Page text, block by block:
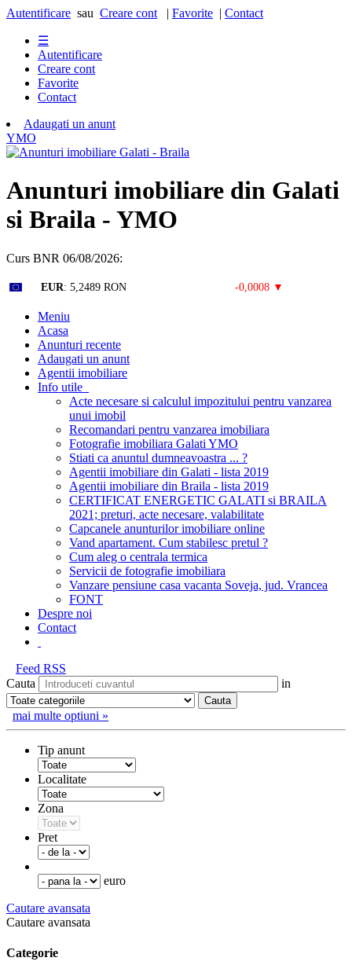
Autentificare sau Creare cont | Favorite | Contact
☰
Autentificare
Creare cont
Favorite
Contact
Adaugati un anunt
YMO
Anunturi imobiliare din Galati
si Braila - YMO
Curs BNR 06/08/2026:
EUR: 5,2489 RON -0,0008 ▼
Meniu
Acasa
Anunturi recente
Adaugati un anunt
Agentii imobiliare
Info utile
Acte necesare si calculul impozitului pentru vanzarea
unui imobil
Recomandari pentru vanzarea imobiliara
Fotografie imobiliara Galati YMO
Stiati ca anuntul dumneavoastra ... ?
Agentii imobiliare din Galati - lista 2019
Agentii imobiliare din Braila - lista 2019
CERTIFICAT ENERGETIC GALATI si BRAILA
2021; preturi, acte necesare, valabilitate
Capcanele anunturilor imobiliare online
Vand apartament. Cum stabilesc pretul ?
Cum aleg o centrala termica
Servicii de fotografie imobiliara
Vanzare pensiune casa vacanta Soveja, jud. Vrancea
FONT
Despre noi
Contact
Feed RSS
Cauta
in
mai multe optiuni »
Tip anunt
Localitate
Zona
Pret
euro
Cautare avansata
Cautare avansata
Categorie